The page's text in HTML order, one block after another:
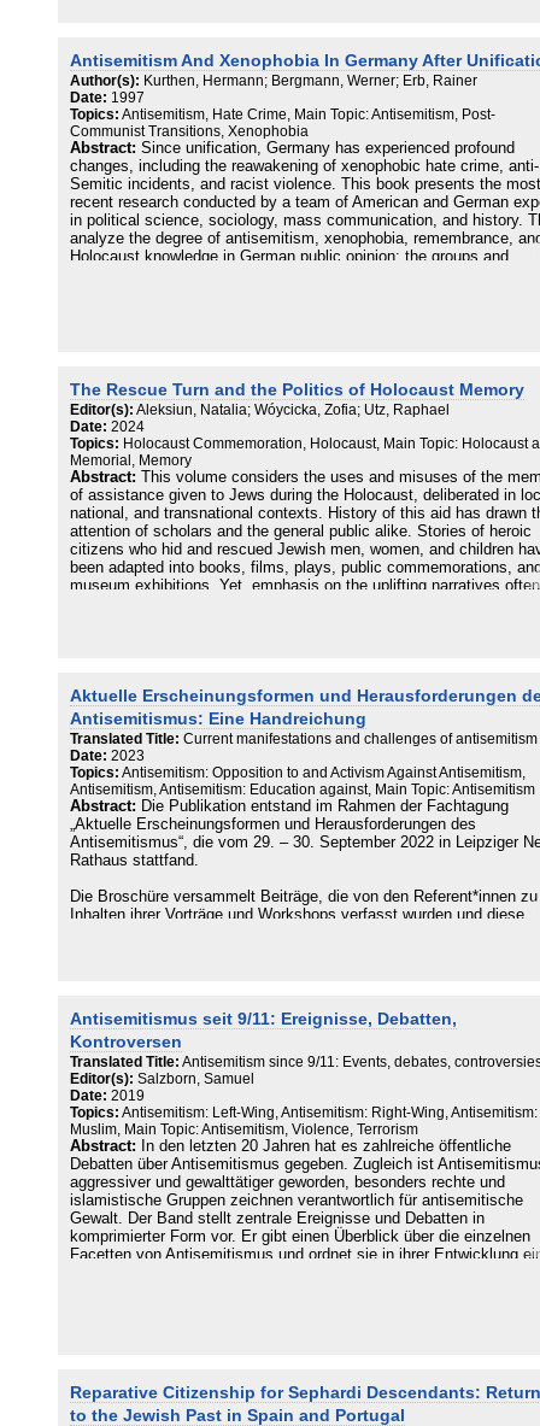
Benjamin Paloff
Antony Polonsky
Brian Porter-Szűcs
Piotr Puchalski
Roma Sendyka
Dariusz Stola
Katarzyna Zechenter
Joshua D. Zimmerman
Geneviève Zubrzycki
Sławomir Jacek Żurek
values, making it an important resource for museum practitioners,
public history educators, and university researchers alike,
Historical, Museum, Memory, Holocaust, Genocide, or Cultural
Studies. The volume brings together texts written by museum
practitioners and academic scholars. It is divided in three parts: a
essay by James Bulgin, Head of Content for the new Holocaust
Galleries, about the genesis and implementation of the exhibition,
supplemented with briefer essays by educators and community
members involved in the development of the exhibition, an
interview by Stephan Jaeger with IWM researchers James Bulgin
Suzanne Bardgett, and an extensive part with six critical essays by
university scholars analysing the new Holocaust Galleries from
Antisemitism And Xenophobia In Germany After
Author(s): Kurthen, Hermann; Bergmann, Werner; Erb, Rainer
Date: 1997
Topics: Antisemitism, Hate Crime, Main Topic: Antisemitism, Post-
Communist Transitions, Xenophobia
Abstract: Since unification, Germany has experienced profound
changes, including the reawakening of xenophobic hate crime, anti-
Semitic incidents, and racist violence. This book presents the most
recent research conducted by a team of American and German
in political science, sociology, mass communication, and history.
analyze the degree of antisemitism, xenophobia, remembrance,
Holocaust knowledge in German public opinion; the groups and
The Rescue Turn and the Politics of Holocaust Memory
Editor(s): Aleksiun, Natalia; Wóycicka, Zofia; Utz, Raphael
Date: 2024
Topics: Holocaust Commemoration, Holocaust, Main Topic: Holocaust
Memorial, Memory
Abstract:
This volume considers the uses and misuses of the
of assistance given to Jews during the Holocaust, deliberated in
national, and transnational contexts. History of this aid has drawn
attention of scholars and the general public alike. Stories of heroic
citizens who hid and rescued Jewish men, women, and children
been adapted into books, films, plays, public commemorations,
museum exhibitions. Yet, emphasis on the uplifting narratives often
new insights into what has emerged as one of the most prominent
visible trends in recent Holocaust memory and memory politics.
many of the essays focus on recent developments, they also shed
light on the evolution of this phenomenon since 1945.
Aktuelle Erscheinungsformen und Herausforderungen
Antisemitismus: Eine Handreichung
Translated Title: Current manifestations and challenges of antisemitism
Date: 2023
Topics: Antisemitism: Opposition to and Activism Against Antisemitism,
Antisemitism, Antisemitism: Education against, Main Topic: Antisemitism
Abstract: Die Publikation entstand im Rahmen der Fachtagung
„Aktuelle Erscheinungsformen und Herausforderungen des
Antisemitismus“, die vom 29. – 30. September 2022 in Leipziger
Rathaus stattfand.
Die Broschüre versammelt Beiträge, die von den Referent*innen
Inhalten ihrer Vorträge und Workshops verfasst wurden und diese
Mit Beiträgen von: Vicki Felthaus (Bürgermeisterin und
für Jugend, Schule und Demokratie der Stadt Leipzig), Rabbinerin
Esther Jonas-Märtin, Henry Lewkowitz (Erich-Zeigner-Haus e.V.),
Dr. Stephan Grigat (Centrum für Antisemitismus- und
Rassismusstudien [CARS]), Dr. Olaf Glöckner (Moses
Zentrum für europäisch-jüdische Studien e.V.), Benjamin Männel,
des. Ulrike Becker & Michael Spaney (Mideast Freedom Forum
e.V.), Dr. Olaf Kistenmacher (Villigster Forschungsforum zu
Nationalsozialismus, Rassismus und Antisemitismus e.V.), Marie
Künne (Debunk. Amadeu Antonio Stiftung), Marina Chernivsky
e. V. | Kompetenzzentrum für Prävention und Empowerment),
Feustel (Kulturbüro Sachsen e.V.) und Peter Lewkowitz.
Antisemitismus seit 9/11: Ereignisse, Debatten,
Kontroversen
Translated Title: Antisemitism since 9/11: Events, debates,
Editor(s): Salzborn, Samuel
Date: 2019
Topics: Antisemitism: Left-Wing, Antisemitism: Right-Wing, Antisemitism:
Muslim, Main Topic: Antisemitism, Violence, Terrorism
Abstract:
In den letzten 20 Jahren hat es zahlreiche öffentliche
Debatten über Antisemitismus gegeben. Zugleich ist
aggressiver und gewalttätiger geworden, besonders rechte und
islamistische Gruppen zeichnen verantwortlich für antisemitische
Gewalt. Der Band stellt zentrale Ereignisse und Debatten in
komprimierter Form vor. Er gibt einen Überblick über die einzelnen
Facetten von Antisemitismus und ordnet sie in ihrer Entwicklung
Reparative Citizenship for Sephardi Descendants:
to the Jewish Past in Spain and Portugal